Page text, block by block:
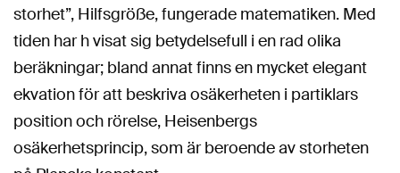
storhet”, Hilfsgröße, fungerade matematiken. Med
tiden har h visat sig betydelsefull i en rad olika
beräkningar; bland annat finns en mycket elegant
ekvation för att beskriva osäkerheten i partiklars
position och rörelse, Heisenbergs
osäkerhetsprincip, som är beroende av storheten